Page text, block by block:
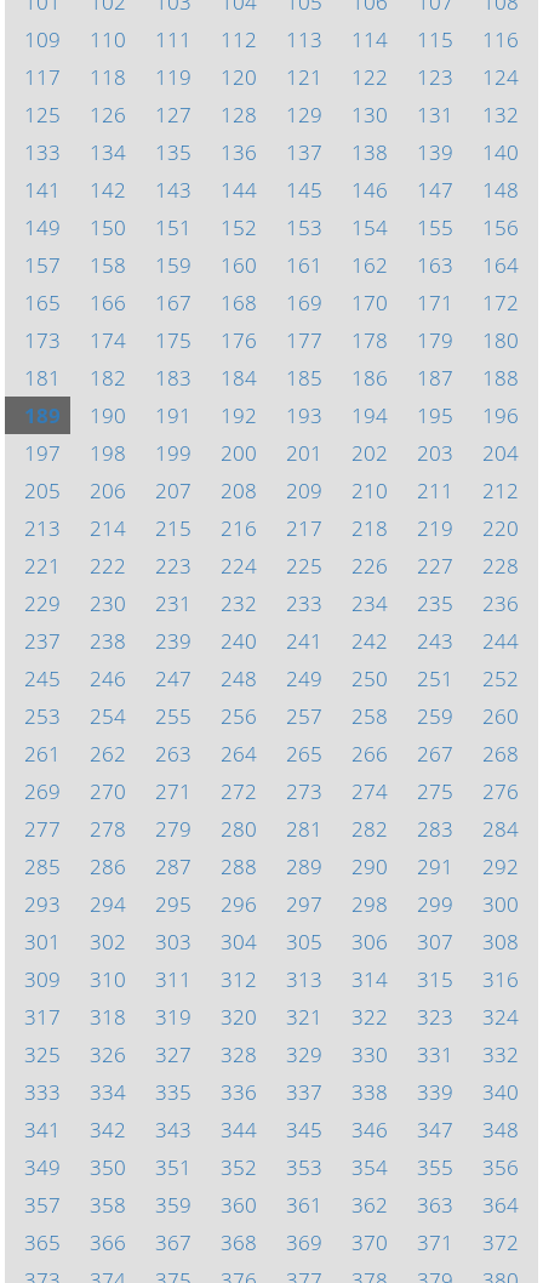
109
110 111 112 113 114 115
116
117
118 119 120 121 122 123
124
125
126 127 128 129 130 131
132
133
134 135 136 137 138 139
140
141
142 143 144 145 146 147
148
149
150 151 152 153 154 155
156
157
158 159 160 161 162 163
164
165
166 167 168 169 170 171
172
173
174 175 176 177 178 179
180
181
182 183 184 185 186 187
188
189
190 191 192 193 194 195
196
197
198 199 200 201 202 203
204
205
206 207 208 209 210 211
212
213
214 215 216 217 218 219
220
221
222 223 224 225 226 227
228
229
230 231 232 233 234 235
236
237
238 239 240 241 242 243
244
245
246 247 248 249 250 251
252
253
254 255 256 257 258 259
260
261
262 263 264 265 266 267
268
269
270 271 272 273 274 275
276
277
278 279 280 281 282 283
284
285
286 287 288 289 290 291
292
293
294 295 296 297 298 299
300
301
302 303 304 305 306 307
308
309
310 311 312 313 314 315
316
317
318 319 320 321 322 323
324
325
326 327 328 329 330 331
332
333
334 335 336 337 338 339
340
341
342 343 344 345 346 347
348
349
350 351 352 353 354 355
356
357
358 359 360 361 362 363
364
365
366 367 368 369 370 371
372